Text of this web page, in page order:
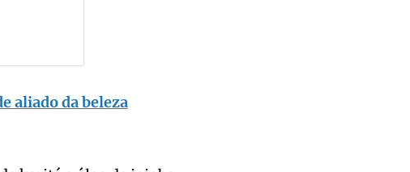
aliado da beleza